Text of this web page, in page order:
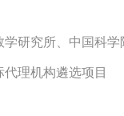
学研究所、中国科
理机构遴选项目